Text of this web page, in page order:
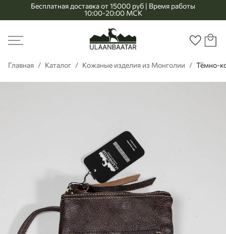
Бесплатная доставка от 15000 руб | Время работы
10:00-20:00 МСК
Меню
Главная
Главная Каталог Кожаные изделия из Монголии Тёмно-